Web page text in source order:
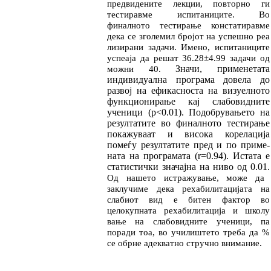
предвидените лекции, повторно ги
тестиравме испитаниците. Во
финалното тестирање констатиравме
дека се зголемил бројот на успешно реа
лизирани задачи. Имено, испитаниците
успеаја да решат 36.28±4.99 задачи од
можни 40. Значи, применетата
индивидуална програма до­вела до
развој на ефикасноста на визуелното
функционирање кај слабовидните
ученици (p<0.01). Подобрувањето на
резултатите во финалното тестирање
покажуваат и висока коре­ла­ција
помеѓу резултатите пред и по приме­
на­та на програмата (r=0.94). Истата е
статистички значајна на ниво од 0.01.
Од нашето истражување, може да
заклучиме дека рехабилитацијата на
слабиот вид е битен фактор во
целокупната рехабилитација и школу
вање на слабовидните ученици, па
поради тоа, во училиштето треба да%
се обрне адекватно стручно внимание.